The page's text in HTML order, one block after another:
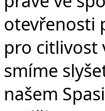
otevřenosti
pro citlivost
smíme
našem